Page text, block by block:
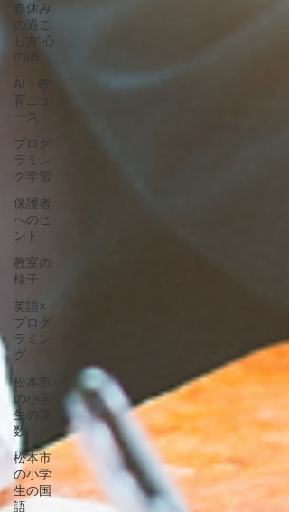
春休み
の過ご
し方 心
のゆ
AI・教
育ニュ
ース
プログ
ラミン
グ学習
保護者
へのヒ
ント
教室の
様子
英語×
プログ
ラミン
グ
松本市
の小学
生の算
数
松本市
の小学
生の国
語